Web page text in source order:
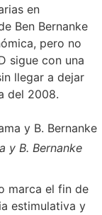
en
Ben Bernanke
pero no
sigue con una
llegar a dejar
del 2008.
y B. Bernanke
marca el fin de
estimulativa y